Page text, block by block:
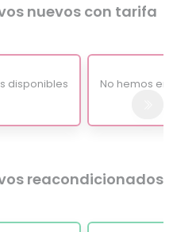
nuevos con tarifa
disponibles No hemos
reacondicionados